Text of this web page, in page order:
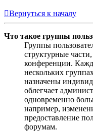
Вернуться к началу
Что такое группы
Группы
структурные
конференции.
нескольких
назначены
облегчает
одновременно
например,
предоставление
форумам.